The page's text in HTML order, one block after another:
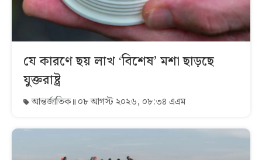
যে কারণে ছয় লাখ ‘বিশেষ’ মশা ছাড়ছে
যুক্তরাষ্ট্র
আন্তর্জাতিক ০৮ আগস্ট ২০২৬, ০৮:৩৪ এএম